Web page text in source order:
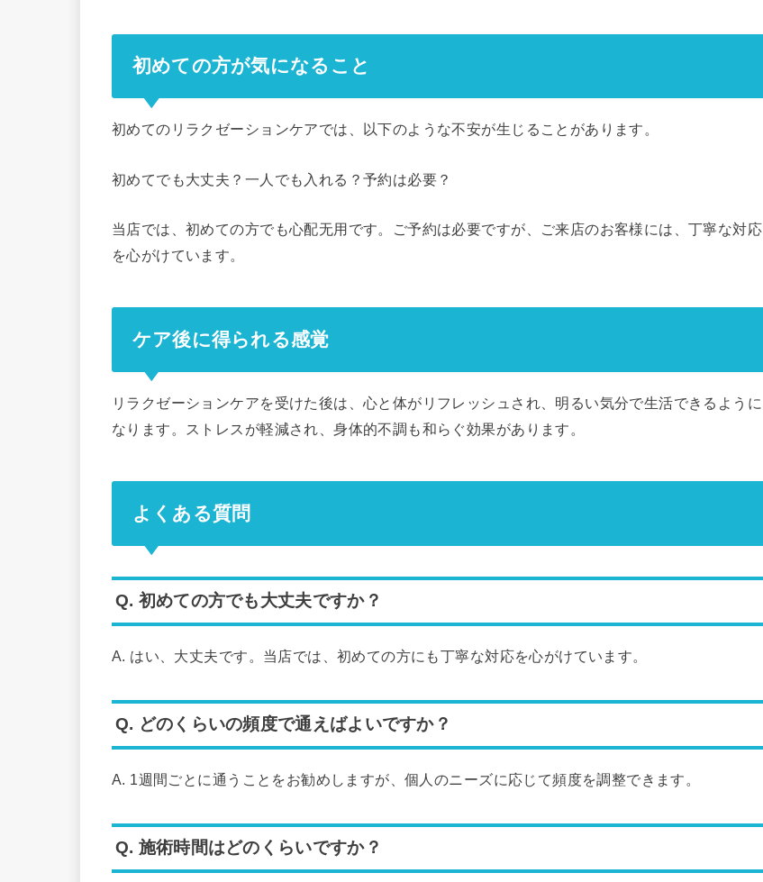
初めての方が気になること
初めてのリラクゼーションケアでは、以下のような不安が生じることがあります。
初めてでも大丈夫？一人でも入れる？予約は必要？
当店では、初めての方でも心配无用です。ご予約は必要ですが、ご来店のお客様には、丁寧な対応
を心がけています。
ケア後に得られる感覚
リラクゼーションケアを受けた後は、心と体がリフレッシュされ、明るい気分で生活できるように
なります。ストレスが軽減され、身体的不調も和らぐ効果があります。
よくある質問
Q. 初めての方でも大丈夫ですか？
A. はい、大丈夫です。当店では、初めての方にも丁寧な対応を心がけています。
Q. どのくらいの頻度で通えばよいですか？
A. 1週間ごとに通うことをお勧めしますが、個人のニーズに応じて頻度を調整できます。
Q. 施術時間はどのくらいですか？